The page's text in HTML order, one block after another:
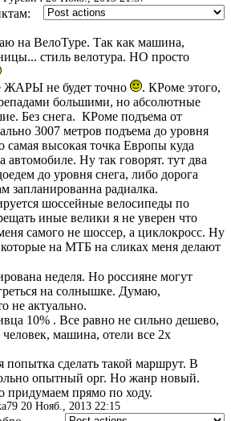
на ВелоТуре. Так как машина,
стиль велотура. НО просто
ЖАРЫ не будет точно
. КРоме этого,
большими, но абсолютные
Без снега. КРоме подъема от
3007 метров подъема до уровня
самая высокая точка Европы куда
автомобиле. Ну так говорят. тут два
до уровня снега, либо дорога
запланированна радиалка.
шоссейные велосипеды по
иные велики я не уверен что
самого не шоссер, а циклокросс. Ну
на МТБ на сликах меня делают
неделя. Но россияне могут
на солнышке. Думаю,
не актуально.
10% . Все равно не сильно дешево,
человек, машина, отели все 2х
попытка сделать такой маршрут. В
опытный орг. Но жанр новый.
придумаем прямо по ходу.
20 Нояб., 2013 22:15